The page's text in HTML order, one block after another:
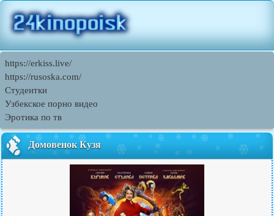
https://erkiss.live/
https://rusoska.com/
Студентки
Узбекское порно видео
Эротика по тв
Домовенок Кузя